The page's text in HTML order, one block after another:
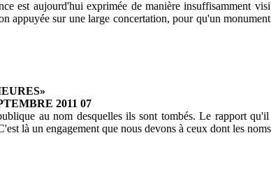
est aujourd'hui exprimée de manière insuffisamment
appuyée sur une large concertation, pour qu'un
2011 07
au nom desquelles ils sont tombés. Le rapport
là un engagement que nous devons à ceux dont les